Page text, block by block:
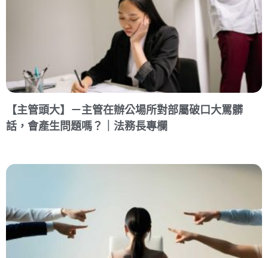
【主管頭大】－主管在辦公場所對部屬破口大罵髒
話，會產生問題嗎？｜法務長專欄